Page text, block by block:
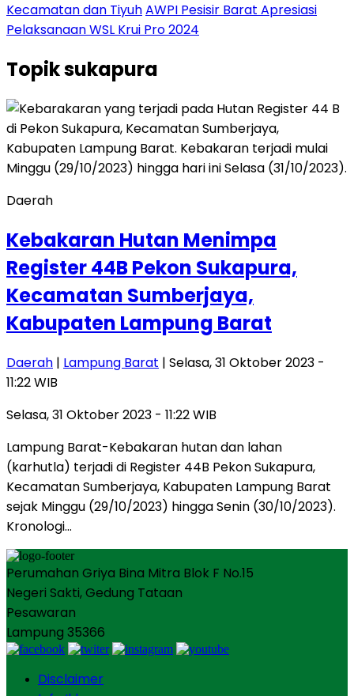
Kecamatan dan TiyuhAWPI Pesisir Barat Apresiasi
Pelaksanaan WSL Krui Pro 2024
Topiksukapura
Daerah
Kebakaran Hutan Menimpa
Register 44B Pekon Sukapura,
Kecamatan Sumberjaya,
Kabupaten Lampung Barat
Daerah | Lampung Barat | Selasa, 31 Oktober 2023 -
11:22 WIB
Selasa, 31 Oktober 2023 - 11:22 WIB
Lampung Barat-Kebakaran hutan dan lahan
(karhutla) terjadi di Register 44B Pekon Sukapura,
Kecamatan Sumberjaya, Kabupaten Lampung Barat
sejak Minggu (29/10/2023) hingga Senin (30/10/2023).
Kronologi…
Perumahan Griya Bina Mitra Blok F No.15
Negeri Sakti, Gedung Tataan
Pesawaran
Lampung 35366
Disclaimer